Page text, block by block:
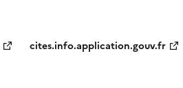
cites.info.application.gouv.fr